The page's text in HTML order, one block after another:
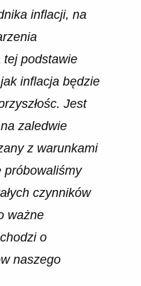
inflacji, na
tej podstawie
inflacja będzie
Jest
zaledwie
z warunkami
próbowaliśmy
czynników
ważne
o
naszego